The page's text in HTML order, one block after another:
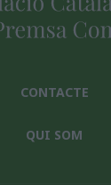
CONTACTE
QUI SOM